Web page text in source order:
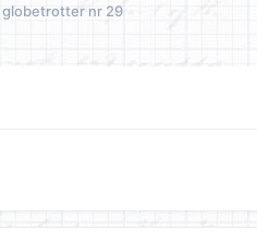
globetrotter nr 29